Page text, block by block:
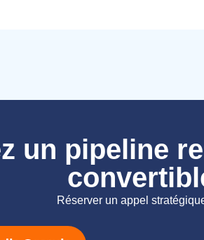
un pipeline
Réserver un appel